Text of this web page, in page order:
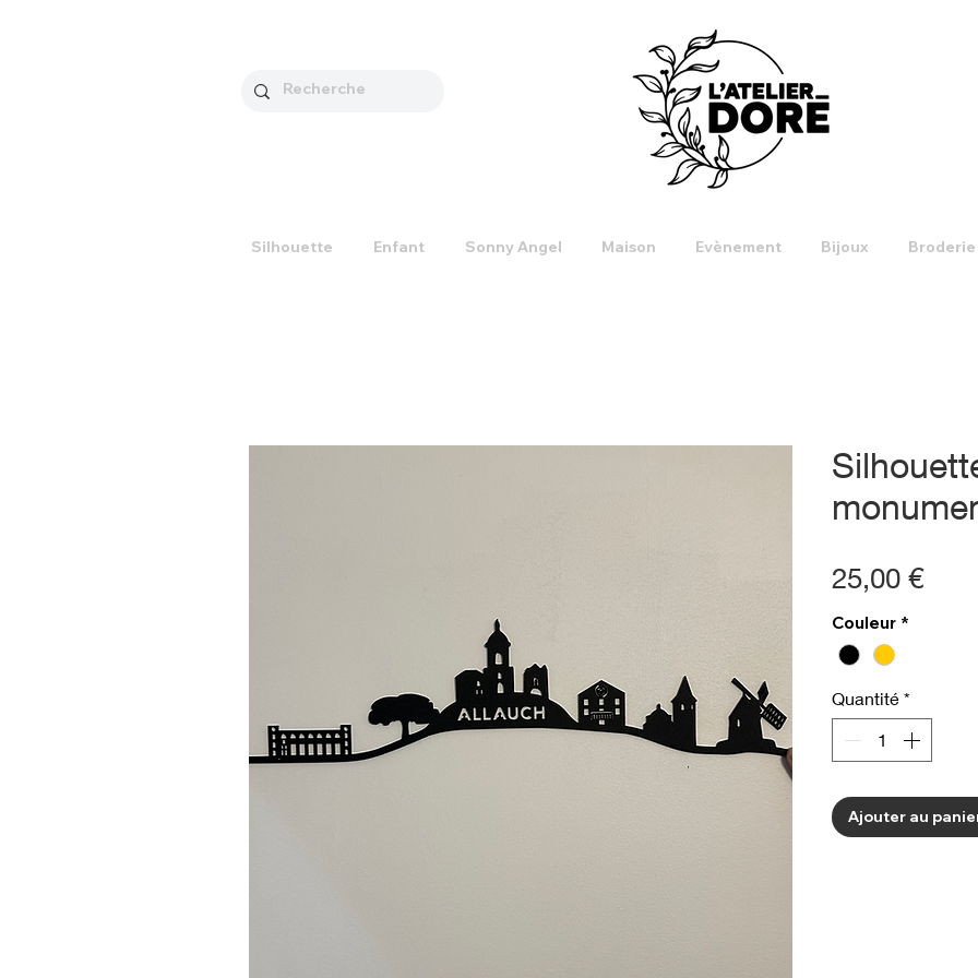
Silhouette Enfant Sonny Angel Maison Evènement Bijoux Broderie
25,00 €Prix
Couleur *
Quantité *
Ajouter au